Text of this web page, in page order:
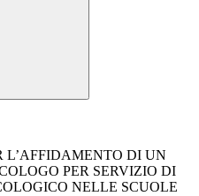
L’AFFIDAMENTO DI UN
PER SERVIZIO DI
NELLE SCUOLE